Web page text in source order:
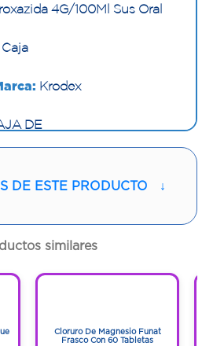
4G/100Ml Sus Oral
Caja
Krodex
DE
DE
ORAL
Ml
DE ESTE PRODUCTO ↓
similares
Cloruro De Magnesio Funat
Frasco Con 60 Tabletas